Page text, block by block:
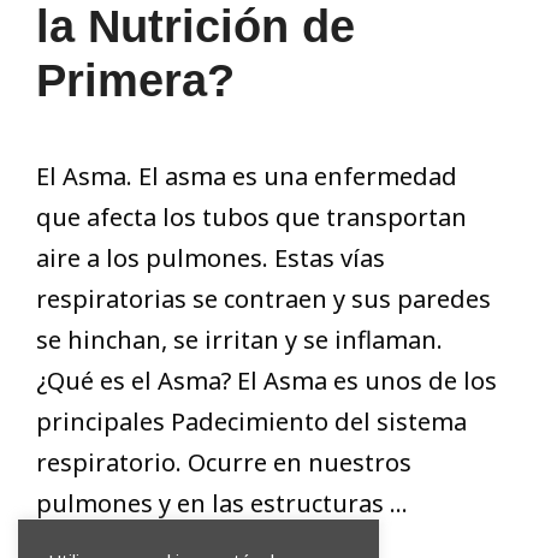
la Nutrición de
Primera?
El Asma. El asma es una enfermedad
que afecta los tubos que transportan
aire a los pulmones. Estas vías
respiratorias se contraen y sus paredes
se hinchan, se irritan y se inflaman.
¿Qué es el Asma? El Asma es unos de los
principales Padecimiento del sistema
respiratorio. Ocurre en nuestros
pulmones y en las estructuras …